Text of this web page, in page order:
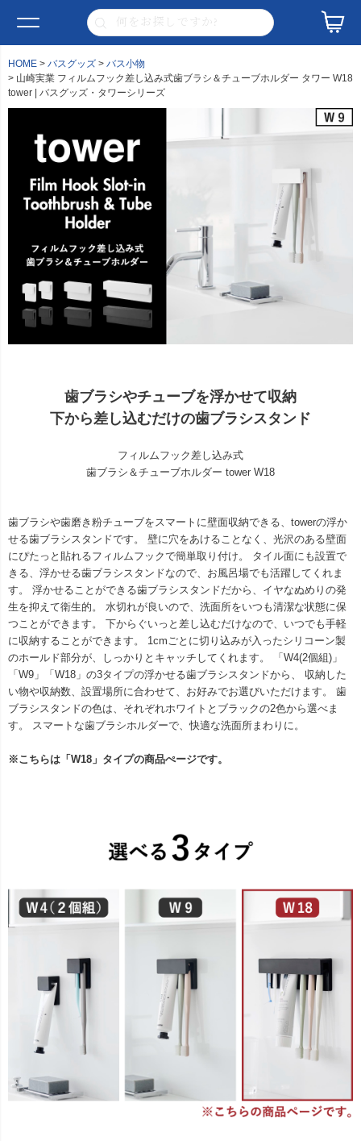
HOME バスグッズ
バス小物
山崎実業 フィルムフック差し込み式歯ブラシ＆チューブホルダー タワー W18
tower | バスグッズ・タワーシリーズ
歯ブラシやチューブを浮かせて収納
下から差し込むだけの歯ブラシスタンド
フィルムフック差し込み式
歯ブラシ＆チューブホルダー tower W18
歯ブラシや歯磨き粉チューブをスマートに壁面収納できる、towerの浮か
せる歯ブラシスタンドです。 壁に穴をあけることなく、光沢のある壁面
にぴたっと貼れるフィルムフックで簡単取り付け。 タイル面にも設置で
きる、浮かせる歯ブラシスタンドなので、お風呂場でも活躍してくれま
す。 浮かせることができる歯ブラシスタンドだから、イヤなぬめりの発
生を抑えて衛生的。 水切れが良いので、洗面所をいつも清潔な状態に保
つことができます。 下からぐいっと差し込むだけなので、いつでも手軽
に収納することができます。 1cmごとに切り込みが入ったシリコーン製
のホールド部分が、しっかりとキャッチしてくれます。 「W4(2個組)」
「W9」「W18」の3タイプの浮かせる歯ブラシスタンドから、 収納した
い物や収納数、設置場所に合わせて、お好みでお選びいただけます。 歯
ブラシスタンドの色は、それぞれホワイトとブラックの2色から選べま
す。 スマートな歯ブラシホルダーで、快適な洗面所まわりに。
※こちらは「W18」タイプの商品ぺージです。